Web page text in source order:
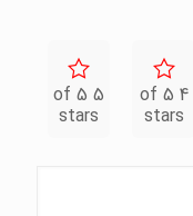
4 of 5
stars
5 of 5
stars